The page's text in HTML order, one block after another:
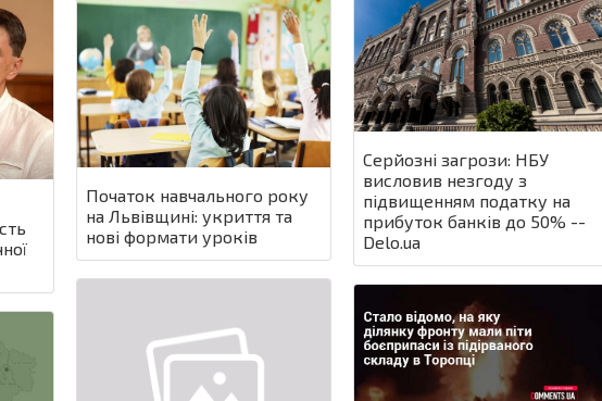
Початок навчального року
на Львівщині: укриття та
нові формати уроків
Серйозні загрози: НБУ
висловив незгоду з
підвищенням податку на
прибуток банків до 50% --
Delo.ua